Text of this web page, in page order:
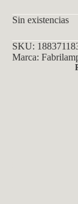
Sin existencias
SKU:
Marca: